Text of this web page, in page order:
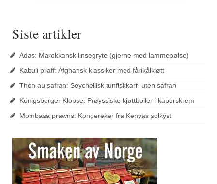
Siste artikler
Adas: Marokkansk linsegryte (gjerne med lammepølse)
Kabuli pilaff: Afghansk klassiker med fårikålkjøtt
Thon au safran: Seychellisk tunfiskkarri uten safran
Königsberger Klopse: Prøyssiske kjøttboller i kaperskrem
Mombasa prawns: Kongereker fra Kenyas solkyst